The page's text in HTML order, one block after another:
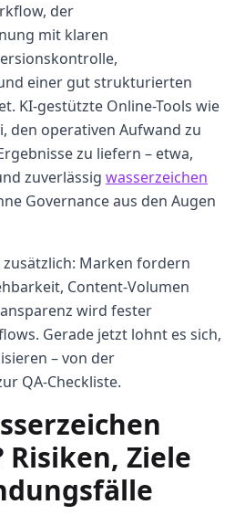
der
mit klaren
einer gut strukturierten
KI-gestützte Online-Tools wie
den operativen Aufwand zu
zu liefern – etwa,
zuverlässig wasserzeichen
Governance aus den Augen
Marken fordern
Content-Volumen
wird fester
Gerade jetzt lohnt es sich,
– von der
QA-Checkliste.
Ziele